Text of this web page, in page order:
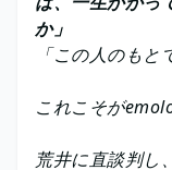
か」
「この人のもと
これこそが
荒井に直談判し